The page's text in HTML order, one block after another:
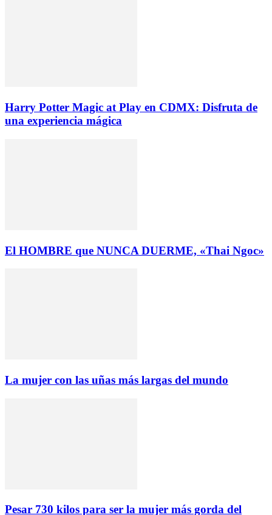
Harry Potter Magic at Play en CDMX: Disfruta de
una experiencia mágica
El HOMBRE que NUNCA DUERME, «Thai Ngoc»
La mujer con las uñas más largas del mundo
Pesar 730 kilos para ser la mujer más gorda del